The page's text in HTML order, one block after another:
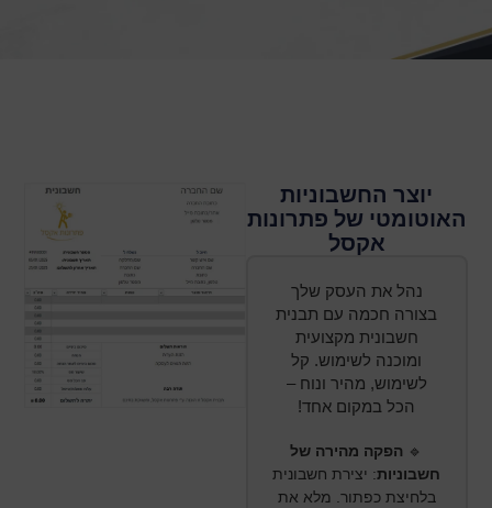
יוצר החשבוניות
האוטומטי של פתרונות
אקסל
נהל את העסק שלך
בצורה חכמה עם תבנית
חשבונית מקצועית
ומוכנה לשימוש. קל
לשימוש, מהיר ונוח –
הכל במקום אחד!
🔹 הפקה מהירה של
חשבוניות: יצירת חשבונית
בלחיצת כפתור. מלא את